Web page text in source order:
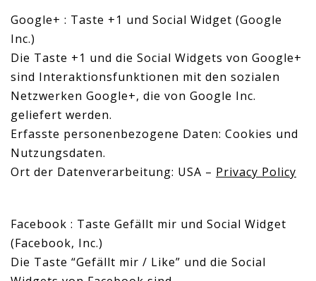
Google+ : Taste +1 und Social Widget (Google
Inc.)
Die Taste +1 und die Social Widgets von Google+
sind Interaktionsfunktionen mit den sozialen
Netzwerken Google+, die von Google Inc.
geliefert werden.
Erfasste personenbezogene Daten: Cookies und
Nutzungsdaten.
Ort der Datenverarbeitung: USA – Privacy Policy
Facebook : Taste Gefällt mir und Social Widget
(Facebook, Inc.)
Die Taste “Gefällt mir / Like” und die Social